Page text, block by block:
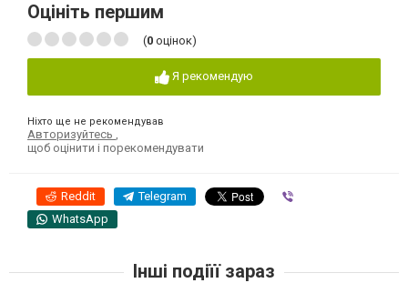
Оцініть першим
(0 оцінок)
Я рекомендую
Ніхто ще не рекомендував
Авторизуйтесь
щоб оцінити і порекомендувати
Reddit Telegram
WhatsApp
Інші подіїї зараз